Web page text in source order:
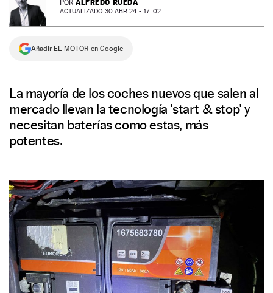
NEWSLETTER
SÍGUENOS
POR ALFREDO RUEDA
ACTUALIZADO 30 ABR 24 - 17: 02
Añadir EL MOTOR en Google
La mayoría de los coches nuevos que salen al
mercado llevan la tecnología 'start & stop' y
necesitan baterías como estas, más
potentes.